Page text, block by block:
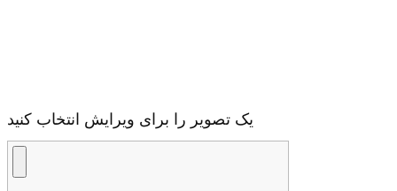
یک تصویر را برای ویرایش انتخاب کنید